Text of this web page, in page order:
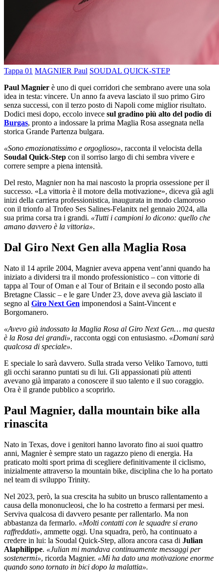
Tappa 01 MAGNIER Paul SOUDAL QUICK-STEP
Paul Magnier è uno di quei corridori che sembrano avere una sola
idea in testa: vincere. Un anno fa aveva lasciato il suo primo Giro
senza successi, con il terzo posto di Napoli come miglior risultato.
Dodici mesi dopo, eccolo invece sul gradino più alto del podio di
Burgas, pronto a indossare la prima Maglia Rosa assegnata nella
storica Grande Partenza bulgara.
«Sono emozionatissimo e orgoglioso», racconta il velocista della
Soudal Quick-Step con il sorriso largo di chi sembra vivere e
correre sempre a piena intensità.
Del resto, Magnier non ha mai nascosto la propria ossessione per il
successo. «La vittoria è il motore della motivazione», diceva già agli
inizi della carriera professionistica, inaugurata in modo clamoroso
con il trionfo al Trofeo Ses Salines-Felanitx nel gennaio 2024, alla
sua prima corsa tra i grandi. «Tutti i campioni lo dicono: quello che
amano davvero è la vittoria».
Dal Giro Next Gen alla Maglia Rosa
Nato il 14 aprile 2004, Magnier aveva appena vent’anni quando ha
iniziato a dividersi tra il mondo professionistico – con vittorie di
tappa al Tour of Oman e al Tour of Britain e il secondo posto alla
Bretagne Classic – e le gare Under 23, dove aveva già lasciato il
segno al Giro Next Gen imponendosi a Saint-Vincent e
Borgomanero.
«Avevo già indossato la Maglia Rosa al Giro Next Gen… ma questa
è la Rosa dei grandi», racconta oggi con entusiasmo. «Domani sarà
qualcosa di speciale».
E speciale lo sarà davvero. Sulla strada verso Veliko Tarnovo, tutti
gli occhi saranno puntati su di lui. Gli appassionati più attenti
avevano già imparato a conoscere il suo talento e il suo coraggio.
Ora è il grande pubblico a scoprirlo.
Paul Magnier, dalla mountain bike alla
rinascita
Nato in Texas, dove i genitori hanno lavorato fino ai suoi quattro
anni, Magnier è sempre stato un ragazzo pieno di energia. Ha
praticato molti sport prima di scegliere definitivamente il ciclismo,
inizialmente attraverso la mountain bike, disciplina che lo ha portato
nel team di sviluppo Trinity.
Nel 2023, però, la sua crescita ha subito un brusco rallentamento a
causa della mononucleosi, che lo ha costretto a fermarsi per mesi.
Serviva qualcosa di davvero pesante per rallentarlo. Ma non
abbastanza da fermarlo. «Molti contatti con le squadre si erano
raffreddati», ammette oggi. Una squadra, però, ha continuato a
credere in lui: la Soudal Quick-Step, allora ancora casa di Julian
Alaphilippe. «Julian mi mandava continuamente messaggi per
sostenermi», ricorda Magnier. «Mi ha dato una motivazione enorme
quando sono tornato in bici dopo la malattia».